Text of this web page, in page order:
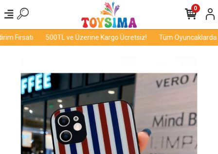
Fırsatı 500TL ve Üzerine Kargo Ücretsiz! Tüm Oyuncaklarda
0